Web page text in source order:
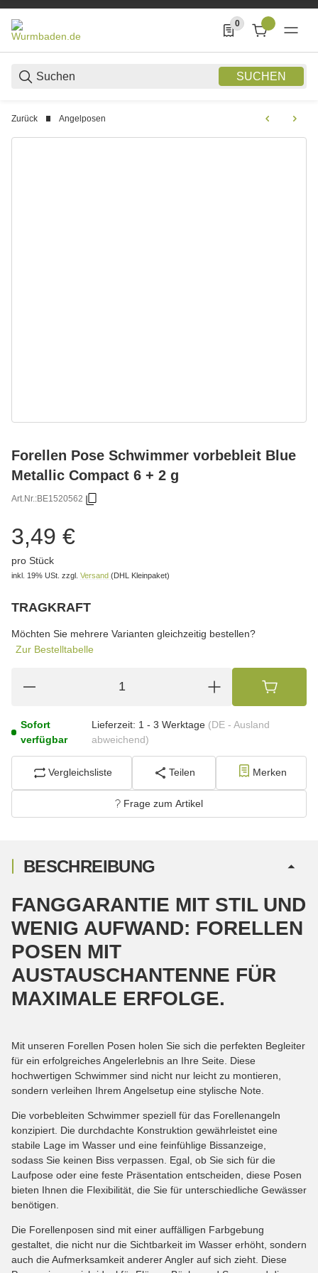
SUCHEN
0
0 Produkte in der
Zurück Angelposen
Forellen Pose Schwimmer vorbebleit Blue
Metallic Compact 6 + 2 g
Art.Nr.:BE1520562
3,49 €
pro Stück
inkl. 19% USt. zzgl. Versand (DHL Kleinpaket)
TRAGKRAFT
Möchten Sie mehrere Varianten gleichzeitig bestellen?
Zur Bestelltabelle
Sofort
verfügbar
Lieferzeit: 1 - 3 Werktage (DE - Ausland
abweichend)
Vergleichsliste Teilen Merken
Frage zum Artikel
BESCHREIBUNG
FANGGARANTIE MIT STIL UND
WENIG AUFWAND: FORELLEN
POSEN MIT
AUSTAUSCHANTENNE FÜR
MAXIMALE ERFOLGE.
Mit unseren Forellen Posen holen Sie sich die perfekten Begleiter
für ein erfolgreiches Angelerlebnis an Ihre Seite. Diese
hochwertigen Schwimmer sind nicht nur leicht zu montieren,
sondern verleihen Ihrem Angelsetup eine stylische Note.
Die vorbebleiten Schwimmer speziell für das Forellenangeln
konzipiert. Die durchdachte Konstruktion gewährleistet eine
stabile Lage im Wasser und eine feinfühlige Bissanzeige,
sodass Sie keinen Biss verpassen. Egal, ob Sie sich für die
Laufpose oder eine feste Präsentation entscheiden, diese Posen
bieten Ihnen die Flexibilität, die Sie für unterschiedliche Gewässer
benötigen.
Die Forellenposen sind mit einer auffälligen Farbgebung
gestaltet, die nicht nur die Sichtbarkeit im Wasser erhöht, sondern
auch die Aufmerksamkeit anderer Angler auf sich zieht. Diese